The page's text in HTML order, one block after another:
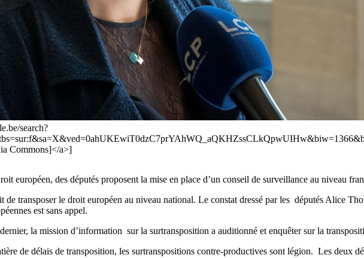
search?
Commons]</a>]
européen, des députés proposent la mise en place d’un conseil de surveillance au niveau
de transposer le droit européen au niveau national. Le constat dressé par les députés Alice
est sans appel.
la mission d’information sur la surtransposition a auditionné et enquêter sur la
de délais de transposition, les surtranspositions contre-productives sont légion. Les deux